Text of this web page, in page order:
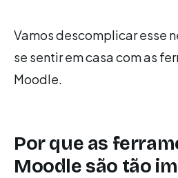
Vamos descomplicar esse
se sentir em casa com as
Moodle.
Por que as
Moodle são tão